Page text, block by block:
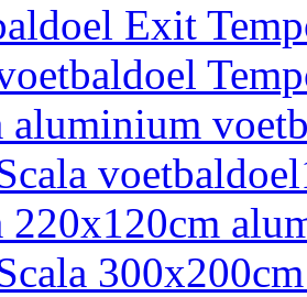
Exit
aluminium
220x120cm